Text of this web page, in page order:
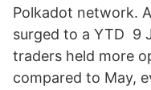
Polkadot network.
surged to a YTD 9
traders held more
compared to May,